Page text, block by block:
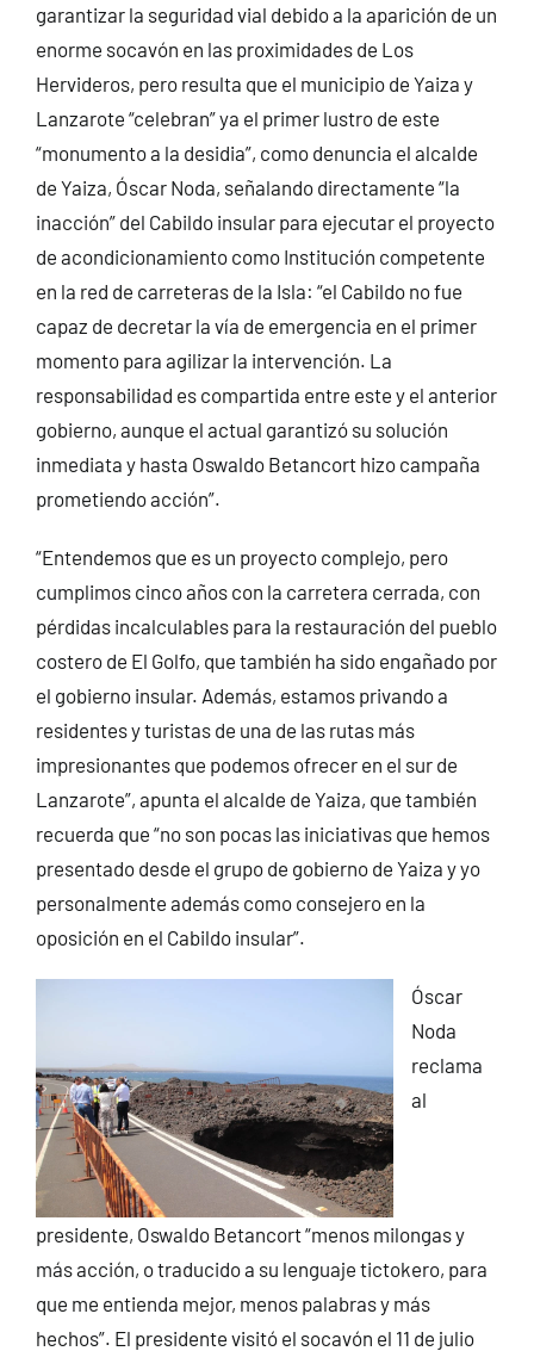
garantizar la seguridad vial debido a la aparición de un
enorme socavón en las proximidades de Los
Hervideros, pero resulta que el municipio de Yaiza y
Lanzarote “celebran” ya el primer lustro de este
“monumento a la desidia”, como denuncia el alcalde
de Yaiza, Óscar Noda, señalando directamente “la
inacción” del Cabildo insular para ejecutar el proyecto
de acondicionamiento como Institución competente
en la red de carreteras de la Isla: “el Cabildo no fue
capaz de decretar la vía de emergencia en el primer
momento para agilizar la intervención. La
responsabilidad es compartida entre este y el anterior
gobierno, aunque el actual garantizó su solución
inmediata y hasta Oswaldo Betancort hizo campaña
prometiendo acción”.
“Entendemos que es un proyecto complejo, pero
cumplimos cinco años con la carretera cerrada, con
pérdidas incalculables para la restauración del pueblo
costero de El Golfo, que también ha sido engañado por
el gobierno insular. Además, estamos privando a
residentes y turistas de una de las rutas más
impresionantes que podemos ofrecer en el sur de
Lanzarote”, apunta el alcalde de Yaiza, que también
recuerda que “no son pocas las iniciativas que hemos
presentado desde el grupo de gobierno de Yaiza y yo
personalmente además como consejero en la
oposición en el Cabildo insular”.
Óscar
Noda
reclama
al
presidente, Oswaldo Betancort “menos milongas y
más acción, o traducido a su lenguaje tictokero, para
que me entienda mejor, menos palabras y más
hechos”. El presidente visitó el socavón el 11 de julio